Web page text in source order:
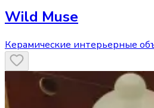
Wild Muse
Керамические интерьерные